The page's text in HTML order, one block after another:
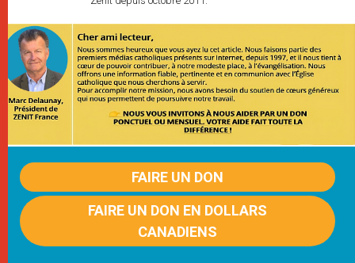
FAIRE UN DON
FAIRE UN DON EN DOLLARS
CANADIENS